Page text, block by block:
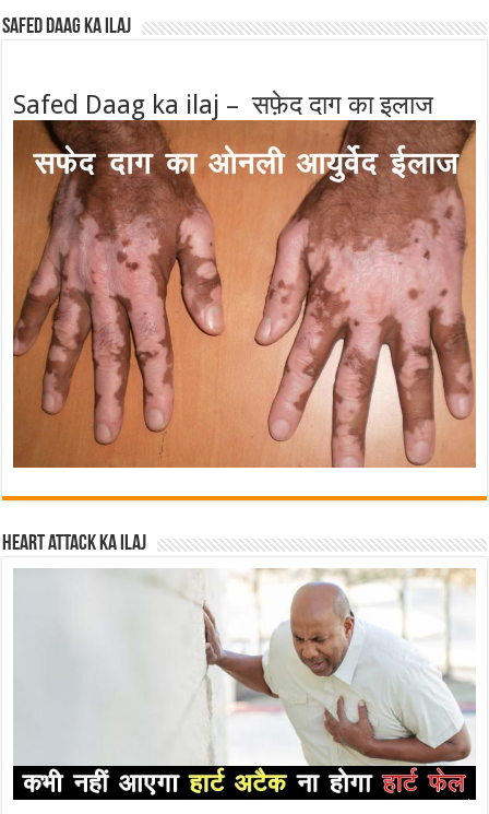
Safed Daag ka ilaj
Safed Daag ka ilaj – सफ़ेद दाग का इलाज
Heart attack ka ilaj